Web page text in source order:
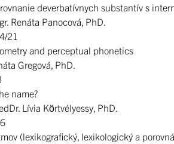
deverbatívnych substantív s
Renáta Panocová, PhD.
21
and perceptual phonetics
Gregová, PhD.
name?
Lívia Körtvélyessy, PhD.
(lexikografický, lexikologický a